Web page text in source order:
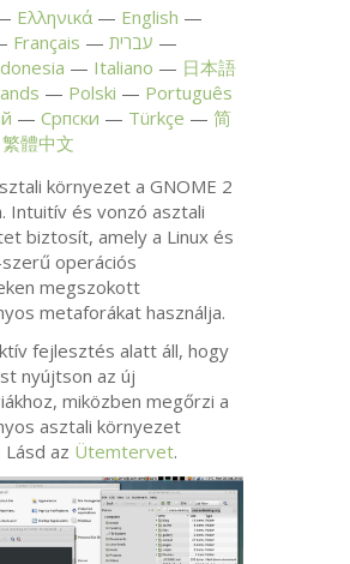
Ελληνικά
English
Français
עברית
Italiano
日本語
Polski
Português
Српски Türkçe
简
繁體中文
környezet aGNOME 2
Intuitív és vonzó asztali
biztosít, amely a Linux és
operációs
megszokott
metaforákat használja.
fejlesztés alatt áll, hogy
nyújtson az új
miközben megőrzi a
asztali környezet
az Ütemtervet.